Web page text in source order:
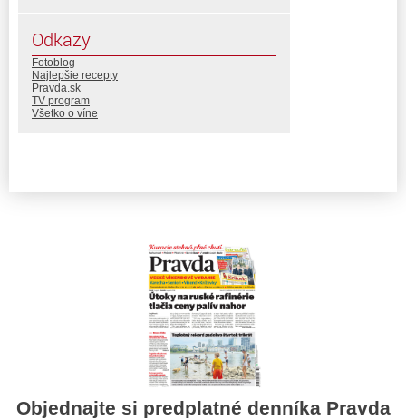
Odkazy
Fotoblog
Najlepšie recepty
Pravda.sk
TV program
Všetko o víne
Objednajte si predplatné denníka Pravda